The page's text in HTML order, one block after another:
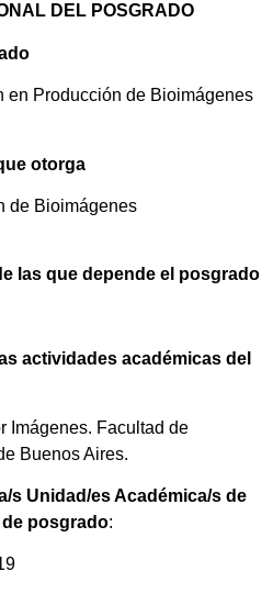
DEL POSGRADO
en Producción de Bioimágenes
otorga
de Bioimágenes
las que depende el posgrado
actividades académicas del
Imágenes. Facultad de
Buenos Aires.
s Unidad/es Académica/s de
posgrado: